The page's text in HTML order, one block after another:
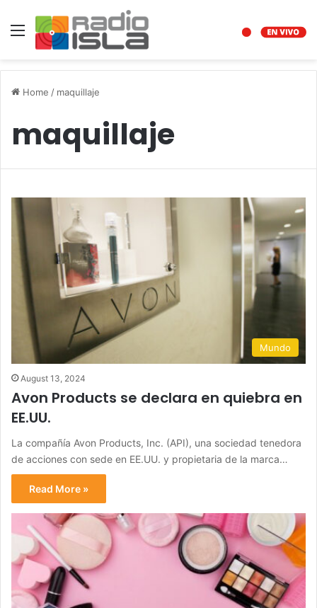
Menu
Home / maquillaje
maquillaje
Mundo
August 13, 2024
Avon Products se declara en quiebra en
EE.UU.
La compañía Avon Products, Inc. (API), una sociedad tenedora
de acciones con sede en EE.UU. y propietaria de la marca…
Read More »